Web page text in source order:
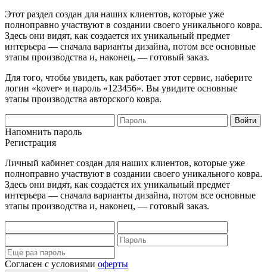
Этот раздел создан для наших клиентов, которые уже
полноправно участвуют в создании своего уникального ковра.
Здесь они видят, как создается их уникальный предмет
интерьера — сначала варианты дизайна, потом все основные
этапы производства и, наконец, — готовый заказ.
Для того, чтобы увидеть, как работает этот сервис, наберите
логин «kover» и пароль «123456». Вы увидите основные
этапы производства авторского ковра.
Напомнить пароль
Регистрация
Личный кабинет создан для наших клиентов, которые уже
полноправно участвуют в создании своего уникального ковра.
Здесь они видят, как создается их уникальный предмет
интерьера — сначала варианты дизайна, потом все основные
этапы производства и, наконец, — готовый заказ.
Согласен с условиями оферты